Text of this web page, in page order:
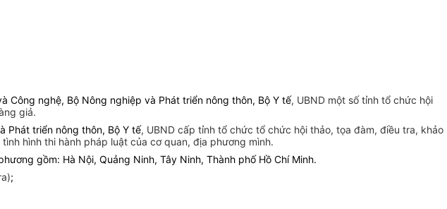
Công nghệ, Bộ Nông nghiệp và Phát triển nông thôn, Bộ Y tế, UBND một số tỉnh tổ chức hội
giả.
Phát triển nông thôn, Bộ Y tế, UBND cấp tỉnh tổ chức tổ chức hội thảo, tọa đàm, điều tra, khảo
hình thi hành pháp luật của cơ quan, địa phương mình.
gồm: Hà Nội, Quảng Ninh, Tây Ninh, Thành phố Hồ Chí Minh.
;